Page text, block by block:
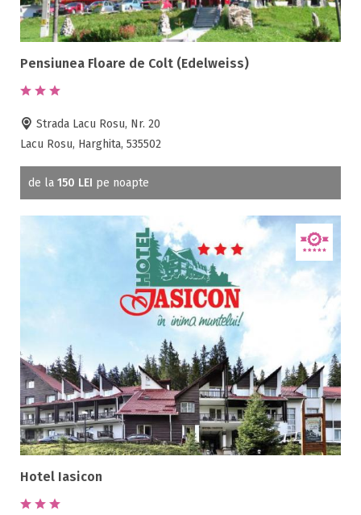
Pensiunea Floare de Colt (Edelweiss)
Strada Lacu Rosu, Nr. 20
Lacu Rosu, Harghita, 535502
de la 150 LEI pe noapte
Hotel Iasicon